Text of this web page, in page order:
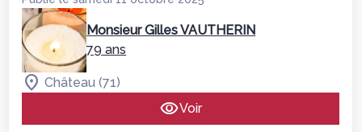
Monsieur Gilles VAUTHERIN
79 ans
Château (71)
Voir